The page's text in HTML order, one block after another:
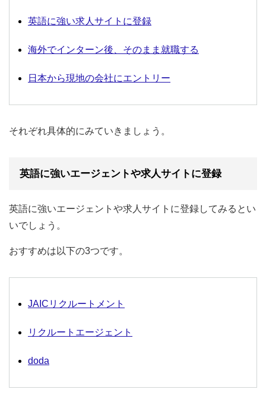
英語に強い求人サイトに登録
海外でインターン後、そのまま就職する
日本から現地の会社にエントリー
それぞれ具体的にみていきましょう。
英語に強いエージェントや求人サイトに登録
英語に強いエージェントや求人サイトに登録してみるとい
いでしょう。
おすすめは以下の3つです。
JAICリクルートメント
リクルートエージェント
doda